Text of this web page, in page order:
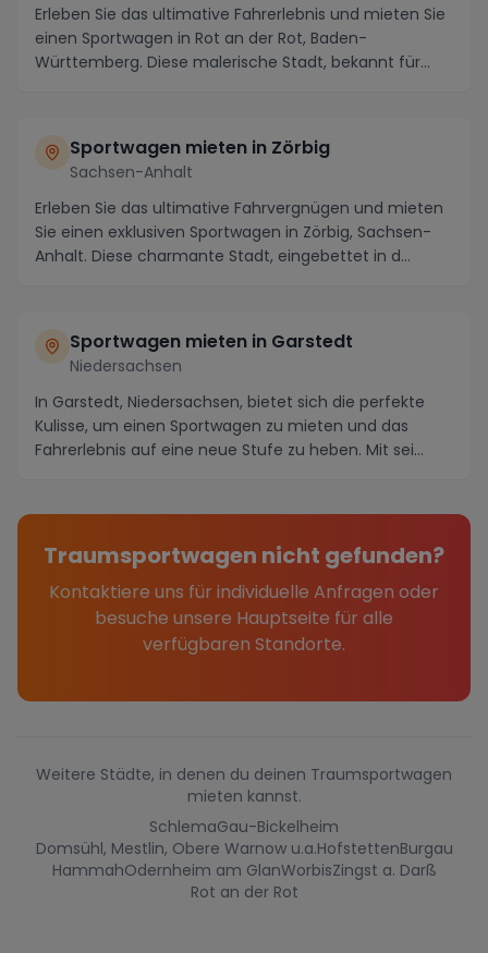
Erleben Sie das ultimative Fahrerlebnis und mieten Sie
einen Sportwagen in Rot an der Rot, Baden-
Württemberg. Diese malerische Stadt, bekannt für
Sportwagen mieten in Zörbig
Sachsen-Anhalt
Erleben Sie das ultimative Fahrvergnügen und mieten
Sie einen exklusiven Sportwagen in Zörbig, Sachsen-
Anhalt. Diese charmante Stadt, eingebettet in d...
Sportwagen mieten in Garstedt
Niedersachsen
In Garstedt, Niedersachsen, bietet sich die perfekte
Kulisse, um einen Sportwagen zu mieten und das
Fahrerlebnis auf eine neue Stufe zu heben. Mit sei...
Traumsportwagen nicht gefunden?
Kontaktiere uns für individuelle Anfragen oder
besuche unsere Hauptseite für alle
verfügbaren Standorte.
Weitere Städte, in denen du deinen Traumsportwagen
mieten kannst.
SchlemaGau-Bickelheim
Domsühl, Mestlin, Obere Warnow u.a.HofstettenBurgau
HammahOdernheim am GlanWorbisZingst a. Darß
Rot an der Rot